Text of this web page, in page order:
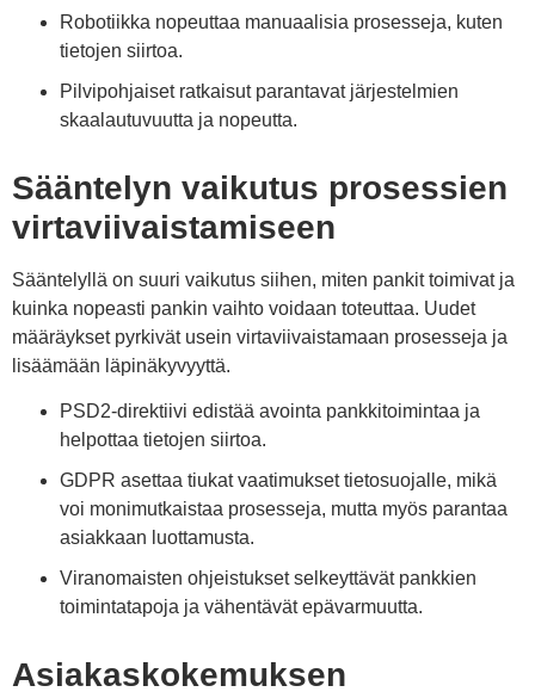
Robotiikka nopeuttaa manuaalisia prosesseja, kuten
tietojen siirtoa.
Pilvipohjaiset ratkaisut parantavat järjestelmien
skaalautuvuutta ja nopeutta.
Sääntelyn vaikutus prosessien
virtaviivaistamiseen
Sääntelyllä on suuri vaikutus siihen, miten pankit toimivat ja
kuinka nopeasti pankin vaihto voidaan toteuttaa. Uudet
määräykset pyrkivät usein virtaviivaistamaan prosesseja ja
lisäämään läpinäkyvyyttä.
PSD2-direktiivi edistää avointa pankkitoimintaa ja
helpottaa tietojen siirtoa.
GDPR asettaa tiukat vaatimukset tietosuojalle, mikä
voi monimutkaistaa prosesseja, mutta myös parantaa
asiakkaan luottamusta.
Viranomaisten ohjeistukset selkeyttävät pankkien
toimintatapoja ja vähentävät epävarmuutta.
Asiakaskokemuksen